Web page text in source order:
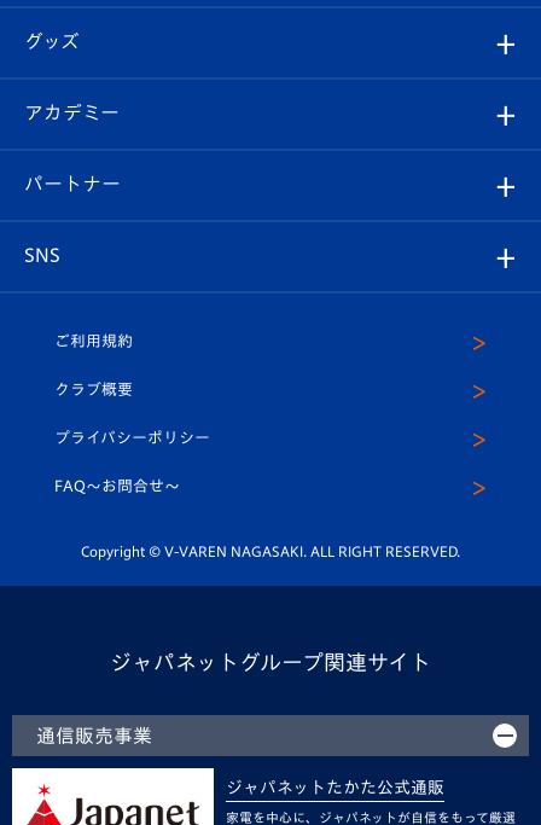
チケット
イベント
メディア
ホームタウン
スタッフプロフィール
マスコット紹介
平和祈念活動
ホームタウン活動
はじめての観戦ガイド
Revive Team
ヴィヴィくんの長崎おもてなしガイド
フォトギャラリー
スタジアムグルメ
チケット
V-LOVERS（ファンクラブ）
プレイヤーズスイート
グッズ
オンラインショップ
店舗情報
アカデミー
育成からのお知らせ
U-18
スクール
パートナー
SNS
ヴィヴィくんインスタグラム
公式LINE＠
ご利用規約
クラブ概要
プライバシーポリシー
FAQ〜お問合せ〜
Copyright © V-VAREN NAGASAKI. ALL RIGHT RESERVED.
ジャパネットグループ関連サイト
通信販売事業
ジャパネットたかた公式通販
家電を中心に、ジャパネットが自信をもって厳選